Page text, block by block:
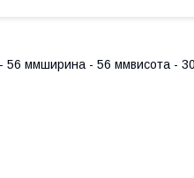
56 ммширина - 56 ммвисота -